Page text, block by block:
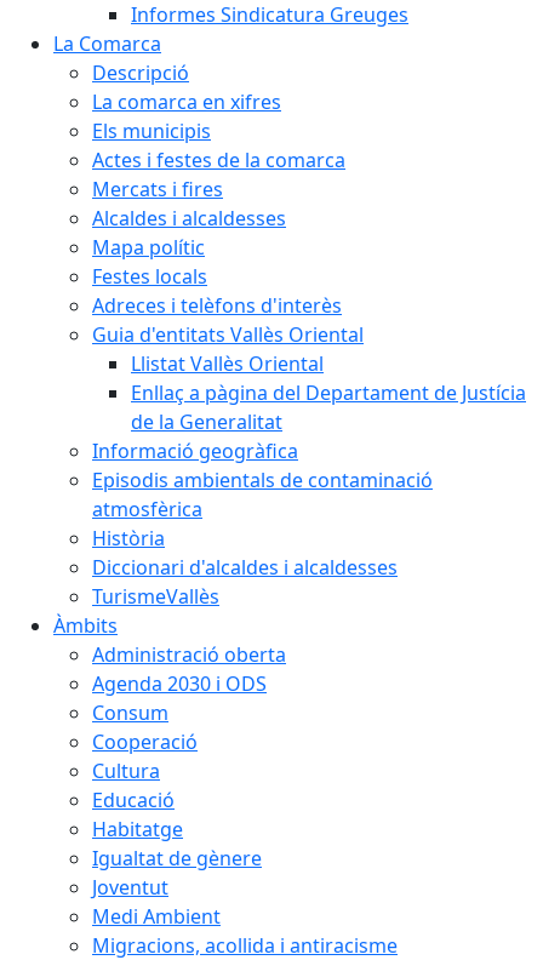
Informes Sindicatura Greuges
La Comarca
Descripció
La comarca en xifres
Els municipis
Actes i festes de la comarca
Mercats i fires
Alcaldes i alcaldesses
Mapa polític
Festes locals
Adreces i telèfons d'interès
Guia d'entitats Vallès Oriental
Llistat Vallès Oriental
Enllaç a pàgina del Departament de Justícia
de la Generalitat
Informació geogràfica
Episodis ambientals de contaminació
atmosfèrica
Història
Diccionari d'alcaldes i alcaldesses
TurismeVallès
Àmbits
Administració oberta
Agenda 2030 i ODS
Consum
Cooperació
Cultura
Educació
Habitatge
Igualtat de gènere
Joventut
Medi Ambient
Migracions, acollida i antiracisme